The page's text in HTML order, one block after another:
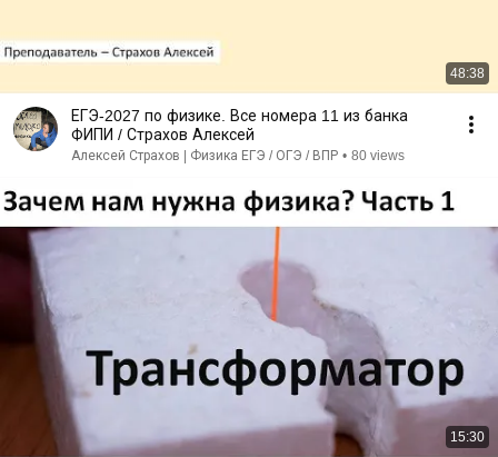
48:38
ЕГЭ-2027 по физике. Все номера 11 из банка
ФИПИ / Страхов Алексей
Алексей Страхов | Физика ЕГЭ / ОГЭ / ВПР • 80 views
15:30